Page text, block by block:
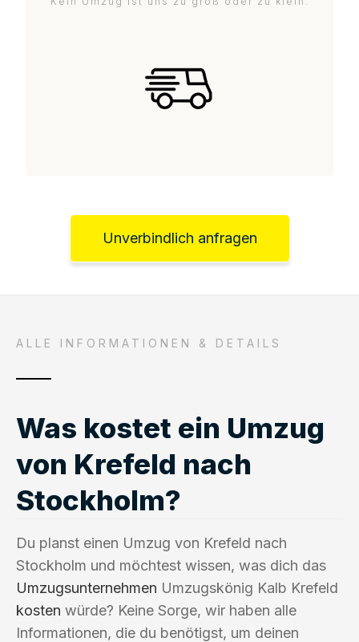
Unverbindlich anfragen
ALLE INFORMATIONEN & DETAILS
Was kostet ein Umzug
von Krefeld nach
Stockholm?
Du planst einen Umzug von Krefeld nach
Stockholm und möchtest wissen, was dich das
Umzugsunternehmen Umzugskönig Kalb Krefeld
kosten würde? Keine Sorge, wir haben alle
Informationen, die du benötigst, um deinen